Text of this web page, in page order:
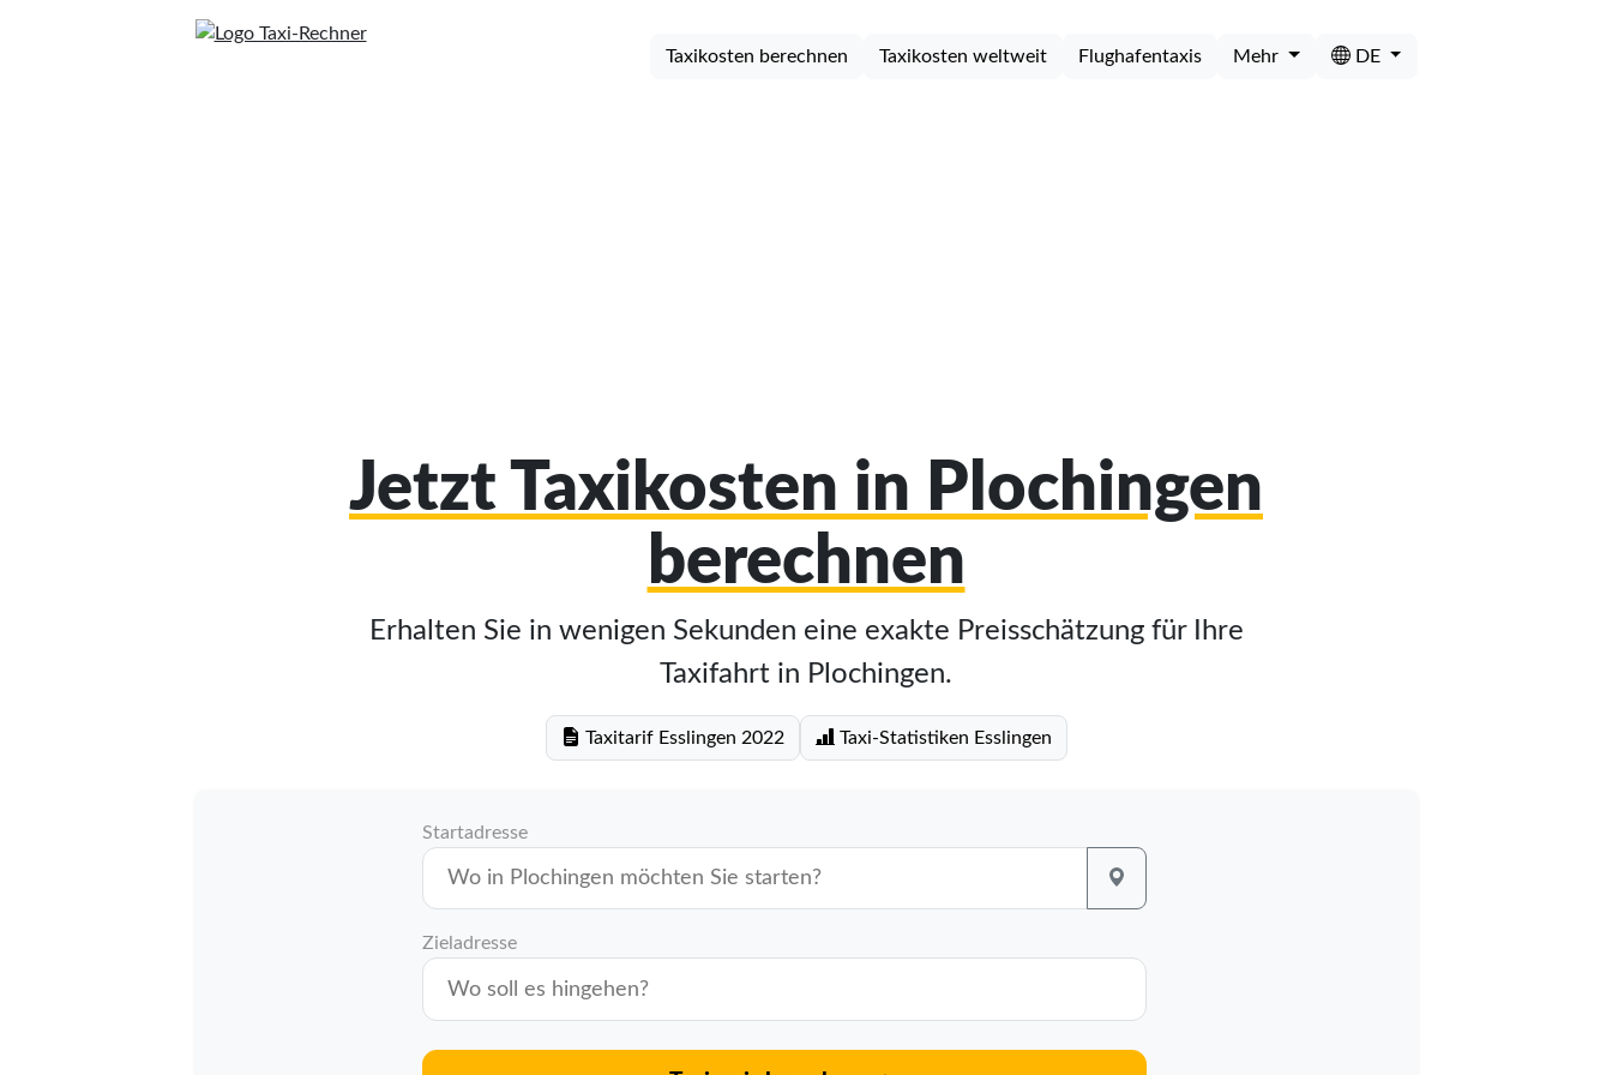
Taxikosten berechnen Taxikosten weltweit Flughafentaxis Mehr DE
Jetzt Taxikosten in Plochingen
berechnen
Erhalten Sie in wenigen Sekunden eine exakte Preisschätzung für Ihre
Taxifahrt in Plochingen.
Taxitarif Esslingen 2022 Taxi-Statistiken Esslingen
Startadresse
Zieladresse